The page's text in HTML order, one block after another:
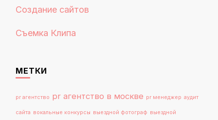
Создание сайтов
Съемка Клипа
МЕТКИ
pr агентство pr агентство в москве pr менеджер аудит
сайта вокальные конкурсы выездной фотограф выездной